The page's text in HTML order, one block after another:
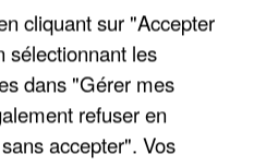
LES REFUGES
cliquant sur "Accepter
sélectionnant les
dans "Gérer mes
refuser en
accepter". Vos